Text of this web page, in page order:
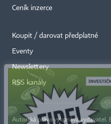
Ceník inzerce
Koupit / darovat předplatné
Eventy
Newslettery
RSS kanály
Autorská práva vykonává vydavatel.